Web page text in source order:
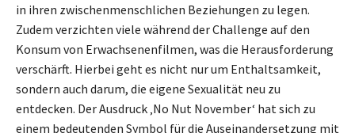
in ihren zwischenmenschlichen Beziehungen zu legen.
Zudem verzichten viele während der Challenge auf den
Konsum von Erwachsenenfilmen, was die Herausforderung
verschärft. Hierbei geht es nicht nur um Enthaltsamkeit,
sondern auch darum, die eigene Sexualität neu zu
entdecken. Der Ausdruck ‚No Nut November‘ hat sich zu
einem bedeutenden Symbol für die Auseinandersetzung mit